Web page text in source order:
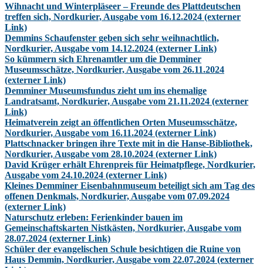
Wihnacht und Winterpläseer – Freunde des Plattdeutschen
treffen sich, Nordkurier, Ausgabe vom 16.12.2024 (externer
Link)
Demmins Schaufenster geben sich sehr weihnachtlich,
Nordkurier, Ausgabe vom 14.12.2024 (externer Link)
So kümmern sich Ehrenamtler um die Demminer
Museumsschätze, Nordkurier, Ausgabe vom 26.11.2024
(externer Link)
Demminer Museumsfundus zieht um ins ehemalige
Landratsamt, Nordkurier, Ausgabe vom 21.11.2024 (externer
Link)
Heimatverein zeigt an öffentlichen Orten Museumsschätze,
Nordkurier, Ausgabe vom 16.11.2024 (externer Link)
Plattschnacker bringen ihre Texte mit in die Hanse-Bibliothek,
Nordkurier, Ausgabe vom 28.10.2024 (externer Link)
David Krüger erhält Ehrenpreis für Heimatpflege, Nordkurier,
Ausgabe vom 24.10.2024 (externer Link)
Kleines Demminer Eisenbahnmuseum beteiligt sich am Tag des
offenen Denkmals, Nordkurier, Ausgabe vom 07.09.2024
(externer Link)
Naturschutz erleben: Ferienkinder bauen im
Gemeinschaftskarten Nistkästen, Nordkurier, Ausgabe vom
28.07.2024 (externer Link)
Schüler der evangelischen Schule besichtigen die Ruine von
Haus Demmin, Nordkurier, Ausgabe vom 22.07.2024 (externer